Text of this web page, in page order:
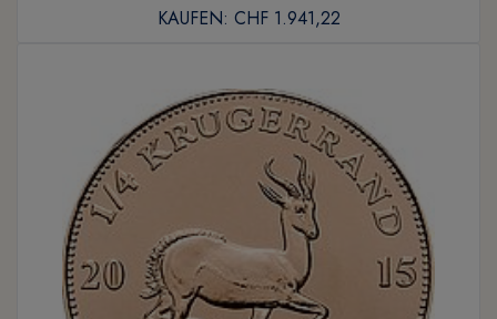
KAUFEN: CHF 1.941,22